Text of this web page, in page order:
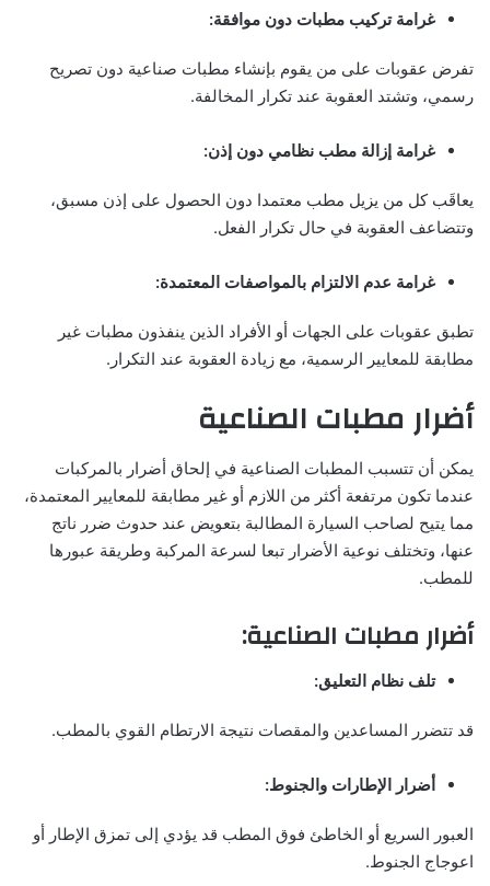
غرامة تركيب مطبات دون موافقة:
تفرض عقوبات على من يقوم بإنشاء مطبات صناعية دون تصريح
رسمي، وتشتد العقوبة عند تكرار المخالفة.
غرامة إزالة مطب نظامي دون إذن:
يعاقَب كل من يزيل مطب معتمدا دون الحصول على إذن مسبق،
وتتضاعف العقوبة في حال تكرار الفعل.
غرامة عدم الالتزام بالمواصفات المعتمدة:
تطبق عقوبات على الجهات أو الأفراد الذين ينفذون مطبات غير
مطابقة للمعايير الرسمية، مع زيادة العقوبة عند التكرار.
أضرار مطبات الصناعية
يمكن أن تتسبب المطبات الصناعية في إلحاق أضرار بالمركبات
عندما تكون مرتفعة أكثر من اللازم أو غير مطابقة للمعايير المعتمدة،
مما يتيح لصاحب السيارة المطالبة بتعويض عند حدوث ضرر ناتج
عنها، وتختلف نوعية الأضرار تبعا لسرعة المركبة وطريقة عبورها
للمطب.
أضرار مطبات الصناعية:
تلف نظام التعليق:
قد تتضرر المساعدين والمقصات نتيجة الارتطام القوي بالمطب.
أضرار الإطارات والجنوط:
العبور السريع أو الخاطئ فوق المطب قد يؤدي إلى تمزق الإطار أو
اعوجاج الجنوط.